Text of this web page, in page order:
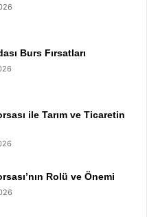
Burs Fırsatları
ile Tarım ve Ticaretin
Rolü ve Önemi